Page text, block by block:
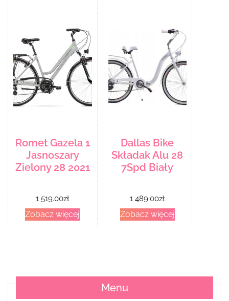
Romet Gazela 1
Jasnoszary
Zielony 28 2021
1 519.00zł
Zobacz więcej
Dallas Bike
Składak Alu 28
7Spd Biały
1 489.00zł
Zobacz więcej
Menu